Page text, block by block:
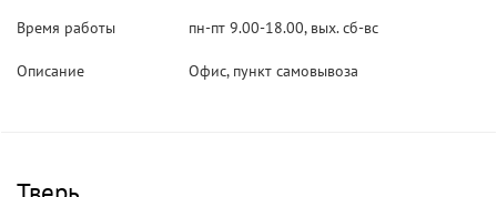
Время работы пн-пт 9.00-18.00, вых. сб-вс
Описание Офис, пункт самовывоза